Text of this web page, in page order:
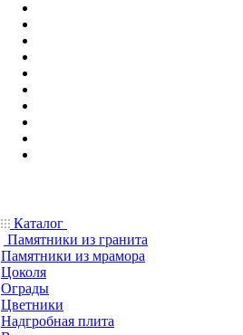
Каталог
Памятники из гранита
Памятники из мрамора
Цоколя
Ограды
Цветники
Надгробная плита